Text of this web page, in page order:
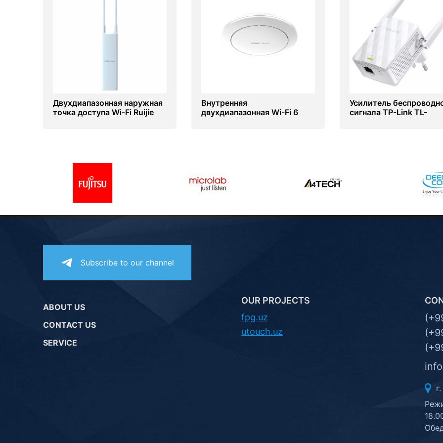
Двухдиапазонная наружная
точка доступа Wi-Fi Ruijie
Внутренняя
двухдиапазонная Wi-Fi 6
Усилитель
сигнала TP-Link TL-
Subscribe to our channel
ABOUT US
CONTACT US
SERVICE
OUR PROJECTS
fpg.uz
utouch.uz